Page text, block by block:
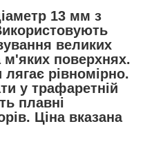
13 мм з
великих
поверхнях.
рівномірно.
у трафаретній
плавні
Ціна вказана